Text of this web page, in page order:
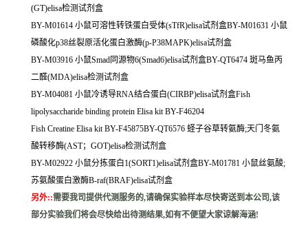
(GT)elisa检测试剂盒
BY-M01614 小鼠可溶性转铁蛋白受体(sTfR)elisa试剂盒BY-M01631 小鼠
磷酸化p38丝裂原活化蛋白激酶(p-P38MAPK)elisa试剂盒
BY-M03916 小鼠Smad同源物6(Smad6)elisa试剂盒BY-QT6474 斑马鱼丙
二醛(MDA)elisa检测试剂盒
BY-M04081 小鼠冷诱导RNA结合蛋白(CIRBP)elisa试剂盒Fish
lipolysaccharide binding protein Elisa kit BY-F46204
Fish Creatine Elisa kit BY-F45875BY-QT6576 蛏子谷草转氨酶;天门冬氨
酸转移酶(AST；GOT)elisa检测试剂盒
BY-M02922 小鼠分拣蛋白1(SORT1)elisa试剂盒BY-M01781 小鼠丝氨酸;
苏氨酸蛋白激酶B-raf(BRAF)elisa试剂盒
另外::需要我司提供代测服务的,请确保实验样本尽快寄送到本公司,该
部分实验我们将会尽快给出待测结果,如有不便望大家谅解海涵!